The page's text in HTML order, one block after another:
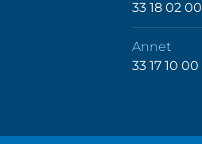
33 18 02 00
Annet
33 17 10 00